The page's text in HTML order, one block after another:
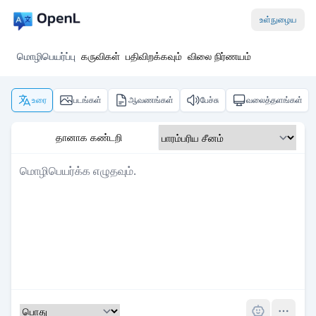
உள்நுழைய
மொழிபெயர்ப்பு கருவிகள் பதிவிறக்கவும் விலை நிர்ணயம்
உரை படங்கள் ஆவணங்கள் பேச்சு வலைத்தளங்கள்
தானாக கண்டறி